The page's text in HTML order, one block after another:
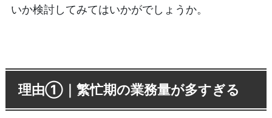
いか検討してみてはいかがでしょうか。
理由①｜繁忙期の業務量が多すぎる